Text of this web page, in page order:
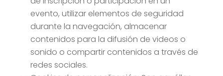
evento, utilizar elementos de seguridad
durante la navegación, almacenar
contenidos para la difusión de videos o
sonido o compartir contenidos a través de
redes sociales.